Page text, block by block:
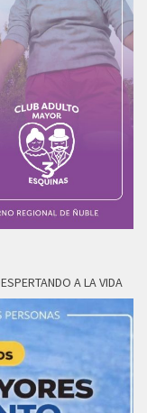
A LA VIDA